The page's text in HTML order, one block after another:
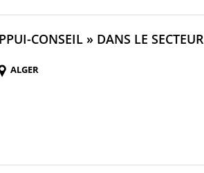
CONSEIL » DANS LE
ALGER